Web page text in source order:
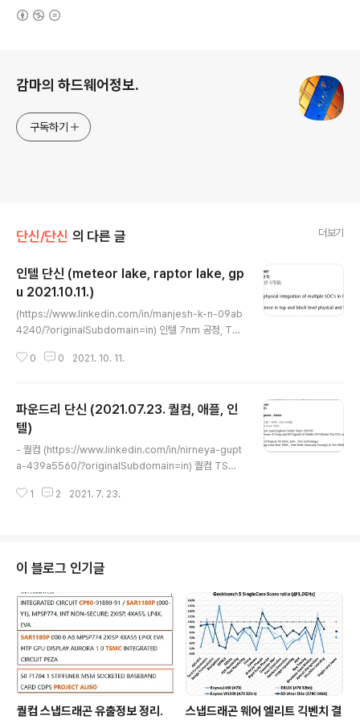
감마의 하드웨어정보.
구독하기
단신/단신 의 다른 글 더보기
인텔 단신 (meteor lake, raptor lake, gp
u 2021.10.11.)
(https://www.linkedin.com/in/manjesh-k-n-09ab
4240/?originalSubdomain=in) 인텔 7nm 공정, TS
ps://www.linkedin.com/in/prasanta-mazumder-
gen6 지원, DDR5 메테오 레이크 공정이 Intel4로 알려
져 있어서 그거에 해당하는듯. 클럭이 높은 점 , 메테오 레
이크가 FOVEROS 적용으로 알려져있는 점으로 보아 CP
U(compute tile) 공정 내용으로 보임. (https://www.lin
0 0 2021. 10. 11.
파운드리 단신 (2021.07.23. 퀄컴, 애플, 인
텔)
- 퀄컴 (https://www.linkedin.com/in/nirneya-gupt
a-439a5560/?originalSubdomain=in) 퀄컴 TSMC
4nm, 삼성 5nm, TSMC 7nm이고 이 중 5nm, 7nm 파
TSMC로 파운드리를 옮긴다는건데 퀄컴이 삼성의 5LPP
공정을 쓴다는 내용이 있어서 차기 스냅800은 삼성 5LP
P 공정, 차차기 스냅800이 TSMC 4nm 공정인게 아닐까
추정. (링크 : 파운드리 단신 (2021.03.02. 삼성, 퀄컴)) (h
ttps..
1 2 2021. 7. 23.
이 블로그 인기글
퀄컴 스냅드래곤 유출정보 정리.
스냅드래곤 웨어 엘리트 긱벤치 결